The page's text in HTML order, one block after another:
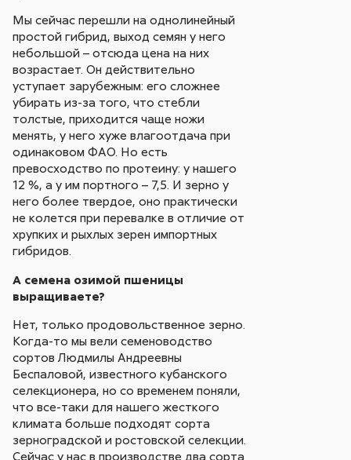
Мы сейчас перешли на однолинейный
простой гибрид, выход семян у него
небольшой – отсюда цена на них
возрастает. Он действительно
уступает зарубежным: его сложнее
убирать из-за того, что стебли
толстые, приходится чаще ножи
менять, у него хуже влагоотдача при
одинаковом ФАО. Но есть
превосходство по протеину: у нашего
12 %, а у им портного – 7,5. И зерно у
него более твердое, оно практически
не колется при перевалке в отличие от
хрупких и рыхлых зерен импортных
гибридов.
А семена озимой пшеницы
выращиваете?
Нет, только продовольственное зерно.
Когда-то мы вели семеноводство
сортов Людмилы Андреевны
Беспаловой, известного кубанского
селекционера, но со временем поняли,
что все-таки для нашего жесткого
климата больше подходят сорта
зерноградской и ростовской селекции.
Сейчас у нас в производстве два сорта